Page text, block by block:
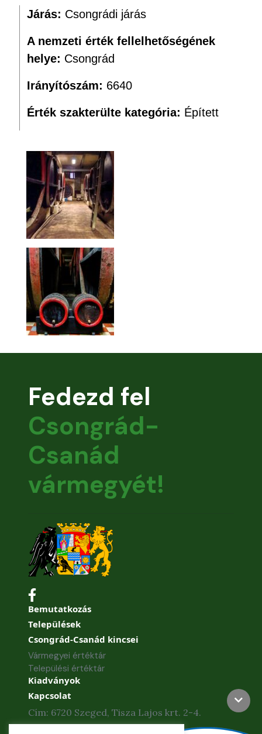
Járás: Csongrádi járás
A nemzeti érték fellelhetőségének
helye: Csongrád
Irányítószám: 6640
Érték szakterülte kategória: Épített
Fedezd fel
Csongrád-
Csanád
vármegyét!
Bemutatkozás
Települések
Csongrád-Csanád kincsei
Vármegyei értéktár
Települési értéktár
Kiadványok
Kapcsolat
Cím: 6720 Szeged, Tisza Lajos krt. 2-4.